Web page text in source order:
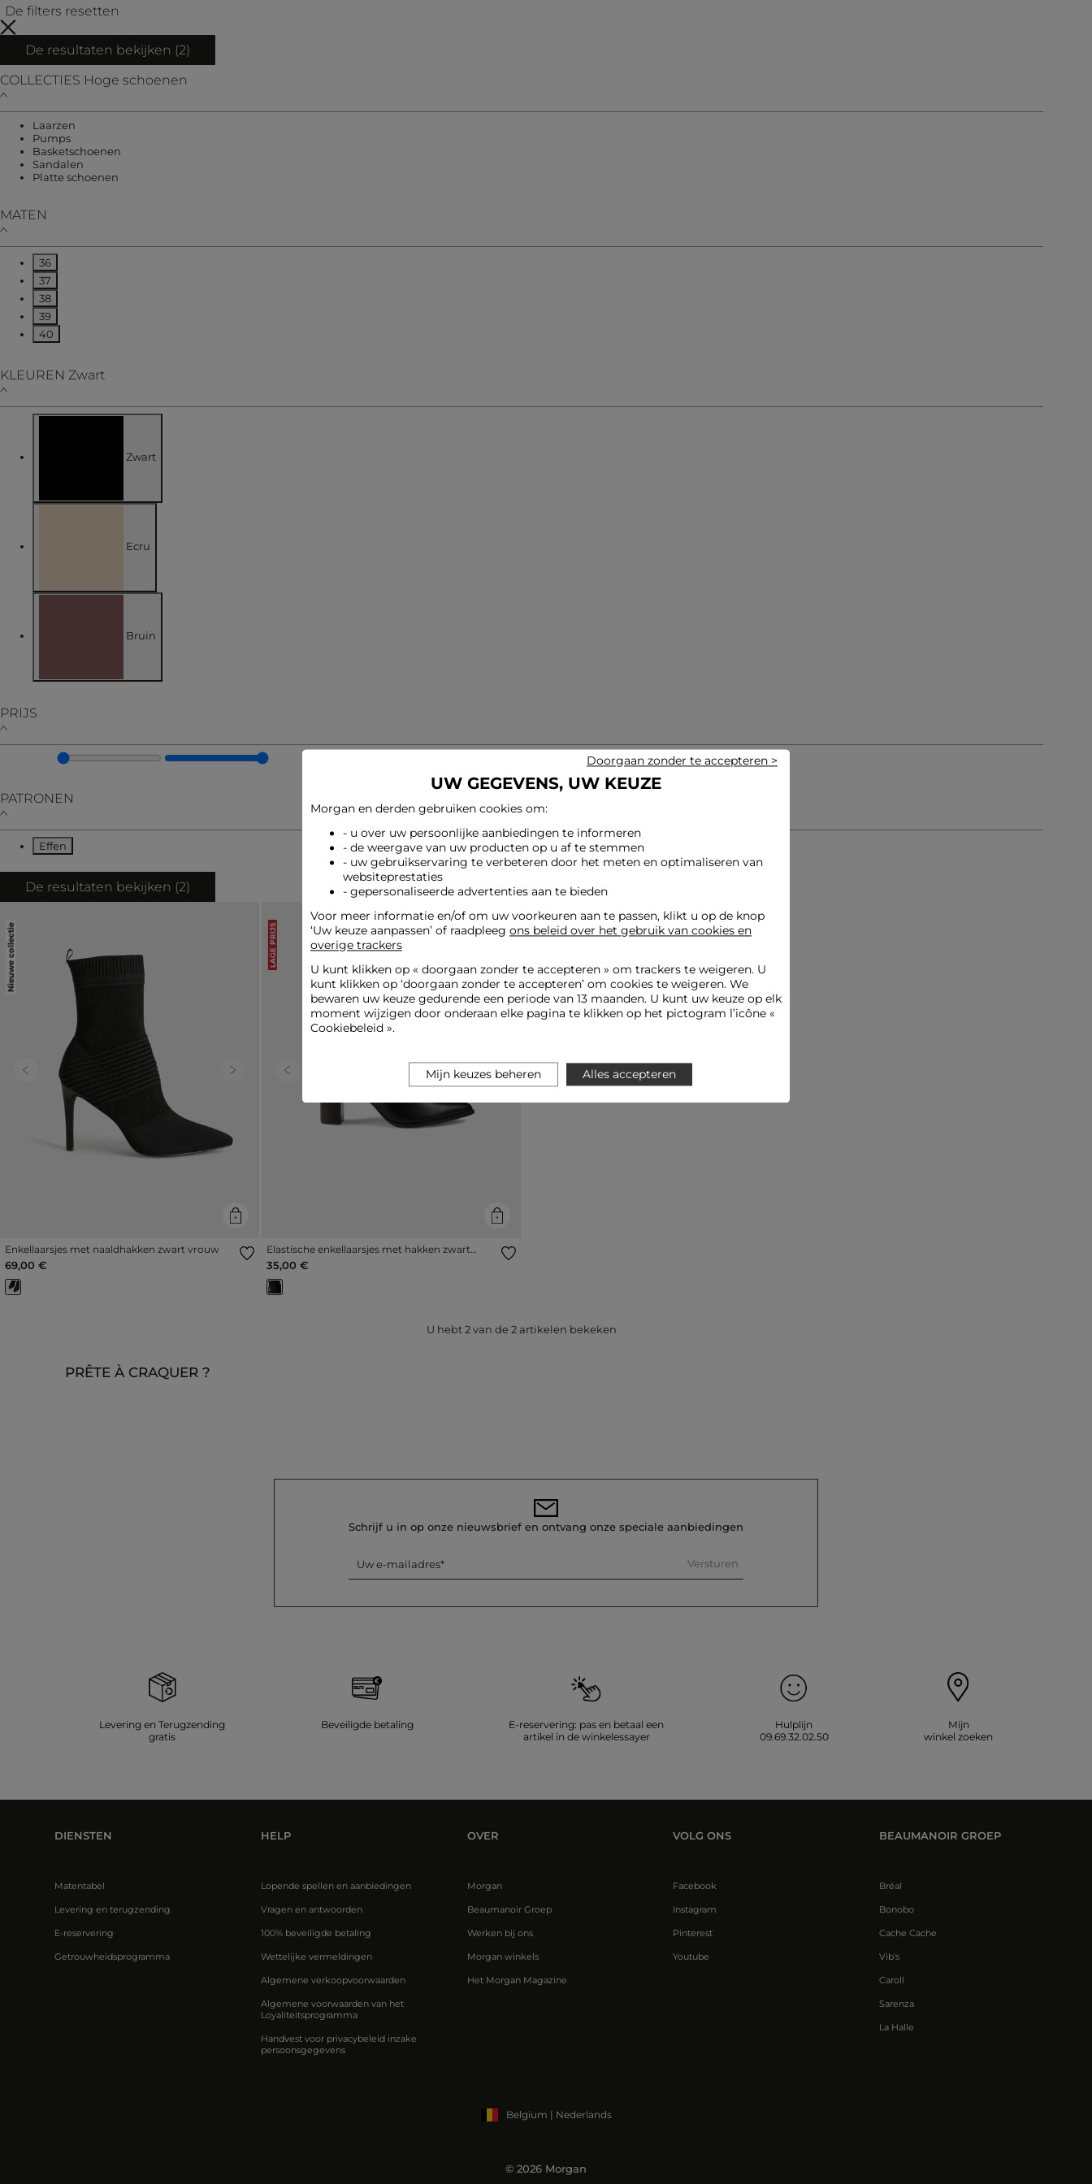
De filters resetten
De resultaten bekijken (2)
COLLECTIES Hoge schoenen
Laarzen
PumpsVerfijnen op COLLECTIES: Pumps
Basketschoenen
Sandalen
Platte schoenen
MATEN
36
Verfijnen op MATEN: 36
37
Verfijnen op MATEN: 37
38
Verfijnen op MATEN: 38
39
Verfijnen op MATEN: 39
40
Verfijnen op MATEN: 40
KLEUREN Zwart
Zwart
geselecteerd Momenteel gefilterd op KLEUREN: Zwart
Ecru
Verfijnen op KLEUREN: Ecru
Bruin
Verfijnen op KLEUREN: Bruin
PRIJS
PATRONEN
Effen
Verfijnen op PATRONEN: Effen
De resultaten bekijken (2)
Nieuwe collectie
Previous Next
Enkellaarsjes met naaldhakken zwart vrouw
69,00 €
LAGE PRIJS
Previous Next
Elastische enkellaarsjes met hakken zwart
vrouw
35,00 €
U hebt2van de 2 artikelen bekeken
PRÊTE À CRAQUER ?
Schrijf u in op onze nieuwsbrief en ontvang onze speciale aanbiedingen
Uw e-mailadres Versturen
Levering en Terugzending
gratis
Beveiligde betaling
E-reservering: pas en betaal een
artikel in de winkelessayer
Hulplijn
09.69.32.02.50
Mijn
winkel zoeken
DIENSTEN
Matentabel
Levering en terugzending
E-reservering
Getrouwheidsprogramma
HELP
Lopende spellen en aanbiedingen
Vragen en antwoorden
100% beveiligde betaling
Wettelijke vermeldingen
Algemene verkoopvoorwaarden
Algemene voorwaarden van het
Loyaliteitsprogramma
Handvest voor privacybeleid inzake
persoonsgegevens
OVER
Morgan
Beaumanoir Groep
Werken bij ons
Morgan winkels
Het Morgan Magazine
VOLG ONS
Facebook
Instagram
Pinterest
Youtube
BEAUMANOIR GROEP
Bréal
Bonobo
Cache Cache
Vib's
Caroll
Sarenza
La Halle
Belgium | Nederlands
© 2026 Morgan
UW GEGEVENS, UW KEUZE
Morgan en derden gebruiken cookies om:
- u over uw persoonlijke aanbiedingen te informeren
- de weergave van uw producten op u af te stemmen
- uw gebruikservaring te verbeteren door het meten en optimaliseren van
websiteprestaties
- gepersonaliseerde advertenties aan te bieden
Voor meer informatie en/of om uw voorkeuren aan te passen, klikt u op de knop
‘Uw keuze aanpassen’ of raadpleeg ons beleid over het gebruik van cookies en
overige trackers
U kunt klikken op « doorgaan zonder te accepteren » om trackers te weigeren. U
kunt klikken op ‘doorgaan zonder te accepteren’ om cookies te weigeren. We
bewaren uw keuze gedurende een periode van 13 maanden. U kunt uw keuze op elk
moment wijzigen door onderaan elke pagina te klikken op het pictogram l’icône «
Cookiebeleid ».
Mijn keuzes beheren
Doorgaan zonder te accepteren >
Alles accepteren